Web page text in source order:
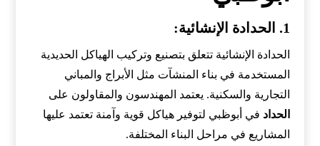
1. الحدادة الإنشائية:
الحدادة الإنشائية تتعلق بتصنيع وتركيب الهياكل الحديدية
المستخدمة في بناء المنشآت مثل الأبراج والمباني
التجارية والسكنية. يعتمد المهندسون والمقاولون على
الحداد في أبوظبي لتوفير هياكل قوية وآمنة تعتمد عليها
المشاريع في مراحل البناء المختلفة.